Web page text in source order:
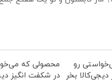
رو
بخر
محصولی که
در شکفت انگیز